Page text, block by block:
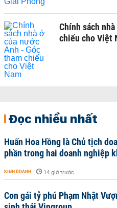
Chính sách
chiếu cho Việt
Đọc nhiều nhất
Huấn Hoa Hồng là Chủ tịch
phần trong hai doanh nghiệp
KINH DOANH - 14 giờ trước
Con gái tỷ phú Phạm Nhật